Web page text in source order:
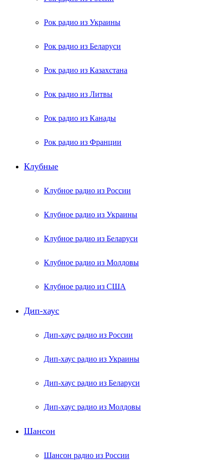
Рок радио из Украины
Рок радио из Беларуси
Рок радио из Казахстана
Рок радио из Литвы
Рок радио из Канады
Рок радио из Франции
Клубные
Клубное радио из России
Клубное радио из Украины
Клубное радио из Беларуси
Клубное радио из Молдовы
Клубное радио из США
Дип-хаус
Дип-хаус радио из России
Дип-хаус радио из Украины
Дип-хаус радио из Беларуси
Дип-хаус радио из Молдовы
Шансон
Шансон радио из России